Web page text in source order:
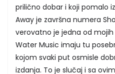
prilično dobar i koji pomalo
Away je završna numera
verovatno je jedna od
Water Music imaju tu
kojom svaki put osmisle
izdanja. To je slučaj i sa